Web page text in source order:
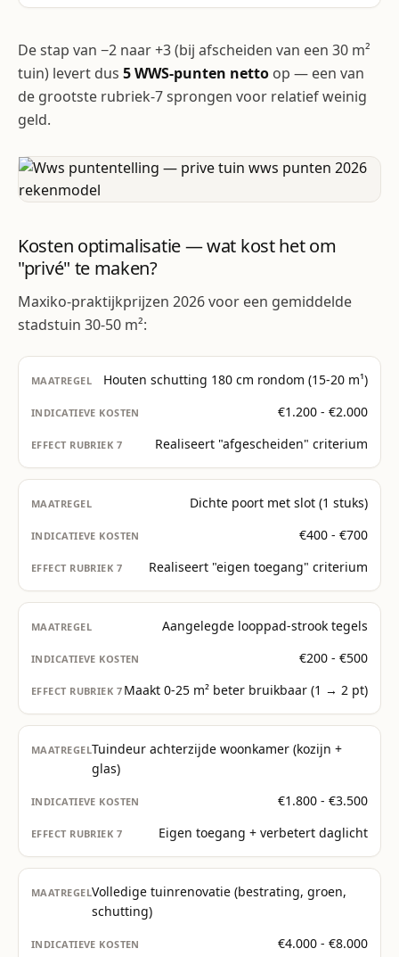
De stap van −2 naar +3 (bij afscheiden van een 30 m²
tuin) levert dus 5 WWS-punten netto op — een van
de grootste rubriek-7 sprongen voor relatief weinig
geld.
Kosten optimalisatie — wat kost het om
"privé" te maken?
Maxiko-praktijkprijzen 2026 voor een gemiddelde
stadstuin 30-50 m²:
Houten schutting 180 cm rondom (15-20 m¹)
€1.200 - €2.000
Realiseert "afgescheiden" criterium
Dichte poort met slot (1 stuks)
€400 - €700
Realiseert "eigen toegang" criterium
Aangelegde looppad-strook tegels
€200 - €500
Maakt 0-25 m² beter bruikbaar (1 → 2 pt)
Tuindeur achterzijde woonkamer (kozijn +
glas)
€1.800 - €3.500
Eigen toegang + verbetert daglicht
Volledige tuinrenovatie (bestrating, groen,
schutting)
€4.000 - €8.000